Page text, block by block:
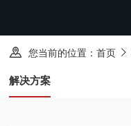
您当前的位置：首页
解决方案